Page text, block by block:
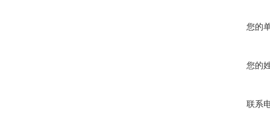
您的
您的
联系